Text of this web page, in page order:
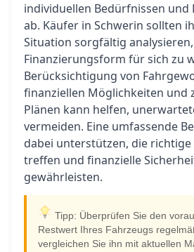
individuellen Bedürfnissen und
ab. Käufer in Schwerin sollten
Situation sorgfältig
Finanzierungsform für sich zu
Berücksichtigung von
finanziellen Möglichkeiten und
Plänen kann helfen,
vermeiden. Eine umfassende
dabei unterstützen, die richtige
treffen und finanzielle
gewährleisten.
Tipp: Überprüfen Sie den
Restwert Ihres Fahrzeugs
vergleichen Sie ihn mit aktuellen